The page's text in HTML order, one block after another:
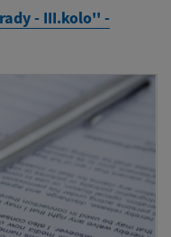
- III.kolo'' -